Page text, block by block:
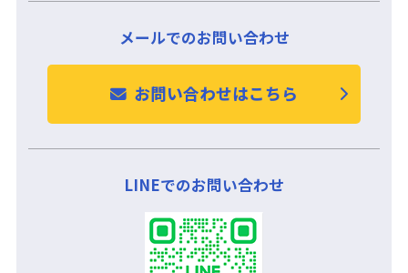
メールでのお問い合わせ
お問い合わせはこちら
LINEでのお問い合わせ